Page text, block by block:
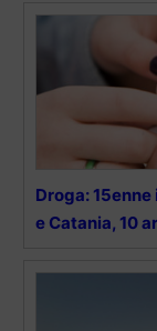
Droga:
e Catania, 10